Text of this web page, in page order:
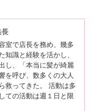
室で店長を務め、幾多
知識と経験を活かし、
し、「本当に髪が綺麗
を呼び、数多くの大人
救ってきた。 活動は多
ての活動は週１日と限